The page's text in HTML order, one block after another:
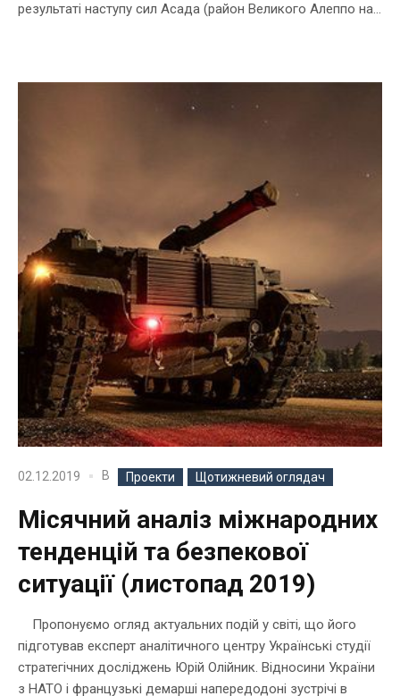
результаті наступу сил Асада (район Великого Алеппо на...
02.12.2019 В Проекти Щотижневий оглядач
Місячний аналіз міжнародних
тенденцій та безпекової
ситуації (листопад 2019)
Пропонуємо огляд актуальних подій у світі, що його
підготував експерт аналітичного центру Українські студії
стратегічних досліджень Юрій Олійник. Відносини України
з НАТО і французькі демарші напередодоні зустрічі в